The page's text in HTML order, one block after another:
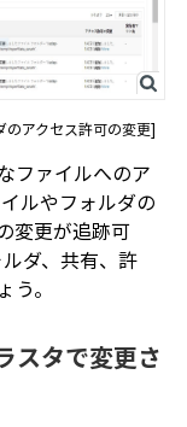
アクセス許可の変更]
ファイルへのア
ルやフォルダの
変更が追跡可
ダ、共有、許
。
スタで変更さ